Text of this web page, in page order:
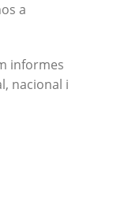
a
informes
nacional i